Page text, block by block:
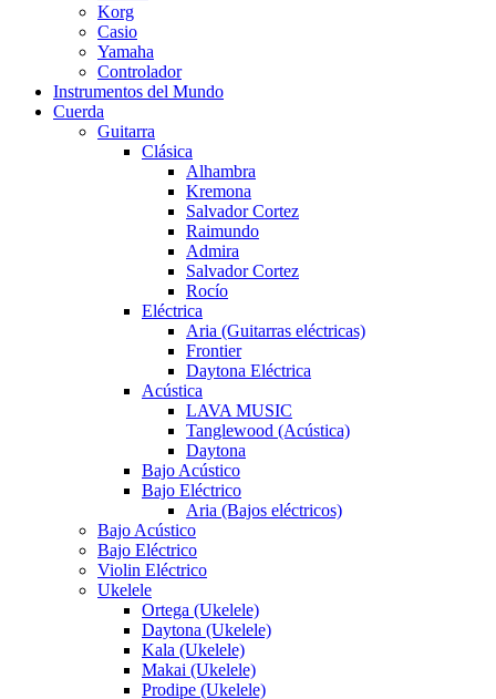
Korg
Casio
Yamaha
Controlador
Instrumentos del Mundo
Cuerda
Guitarra
Clásica
Alhambra
Kremona
Salvador Cortez
Raimundo
Admira
Salvador Cortez
Rocío
Eléctrica
Aria (Guitarras eléctricas)
Frontier
Daytona Eléctrica
Acústica
LAVA MUSIC
Tanglewood (Acústica)
Daytona
Bajo Acústico
Bajo Eléctrico
Aria (Bajos eléctricos)
Bajo Acústico
Bajo Eléctrico
Violin Eléctrico
Ukelele
Ortega (Ukelele)
Daytona (Ukelele)
Kala (Ukelele)
Makai (Ukelele)
Prodipe (Ukelele)